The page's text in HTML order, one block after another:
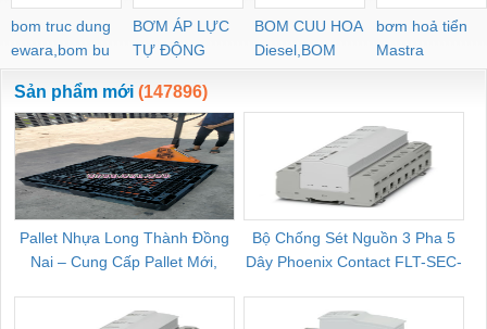
bom truc dung
ewara,bom bu
ewara
BƠM ÁP LỰC
TỰ ĐỘNG
BOM CUU HOA
Diesel,BOM
CHUA CHAY
bơm hoả tiển
Mastra
Sản phẩm mới (147896)
Pallet Nhựa Long Thành Đồng
Nai – Cung Cấp Pallet Mới,
Bộ Chống Sét Nguồn 3 Pha 5
Dây Phoenix Contact FLT-SEC-